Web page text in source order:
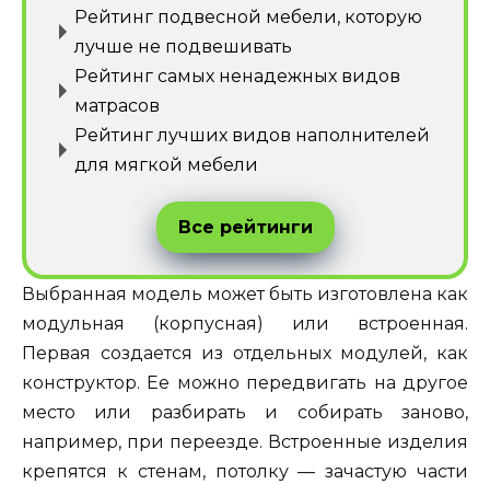
Рейтинг подвесной мебели, которую
лучше не подвешивать
Рейтинг самых ненадежных видов
матрасов
Рейтинг лучших видов наполнителей
для мягкой мебели
Все рейтинги
Выбранная модель может быть изготовлена как
модульная (корпусная) или встроенная.
Первая создается из отдельных модулей, как
конструктор. Ее можно передвигать на другое
место или разбирать и собирать заново,
например, при переезде. Встроенные изделия
крепятся к стенам, потолку — зачастую части